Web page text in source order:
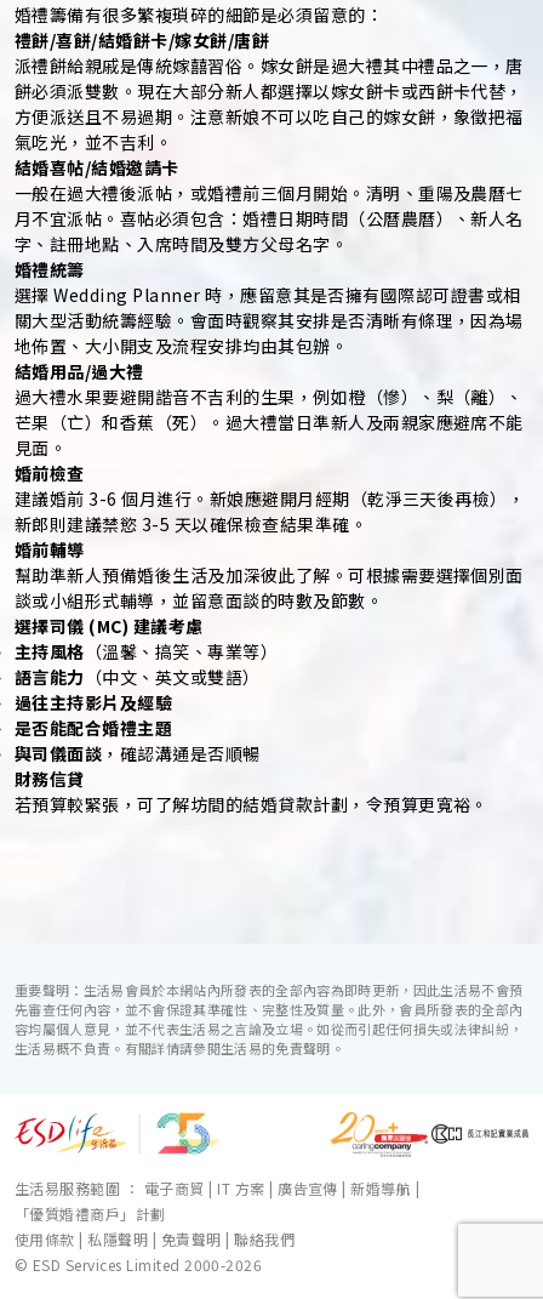
婚禮籌備有很多繁複瑣碎的細節是必須留意的：
禮餅/喜餅/結婚餅卡/嫁女餅/唐餅
派禮餅給親戚是傳統嫁囍習俗。嫁女餅是過大禮其中禮品之一，唐
餅必須派雙數。現在大部分新人都選擇以嫁女餅卡或西餅卡代替，
方便派送且不易過期。注意新娘不可以吃自己的嫁女餅，象徵把福
氣吃光，並不吉利。
結婚喜帖/結婚邀請卡
一般在過大禮後派帖，或婚禮前三個月開始。清明、重陽及農曆七
月不宜派帖。喜帖必須包含：婚禮日期時間（公曆農曆）、新人名
字、註冊地點、入席時間及雙方父母名字。
婚禮統籌
選擇 Wedding Planner 時，應留意其是否擁有國際認可證書或相
關大型活動統籌經驗。會面時觀察其安排是否清晰有條理，因為場
地佈置、大小開支及流程安排均由其包辦。
結婚用品/過大禮
過大禮水果要避開諧音不吉利的生果，例如橙（慘）、梨（離）、
芒果（亡）和香蕉（死）。過大禮當日準新人及兩親家應避席不能
見面。
婚前檢查
建議婚前 3-6 個月進行。新娘應避開月經期（乾淨三天後再檢），
新郎則建議禁慾 3-5 天以確保檢查結果準確。
婚前輔導
幫助準新人預備婚後生活及加深彼此了解。可根據需要選擇個別面
談或小組形式輔導，並留意面談的時數及節數。
選擇司儀 (MC) 建議考慮
主持風格 （溫馨、搞笑、專業等）
語言能力 （中文、英文或雙語）
過往主持影片及經驗
是否能配合婚禮主題
與司儀面談 ，確認溝通是否順暢
財務信貸
若預算較緊張，可了解坊間的結婚貸款計劃，令預算更寬裕。
重要聲明：生活易會員於本網站內所發表的全部內容為即時更新，因此生活易不會預
先審查任何內容，並不會保證其準確性、完整性及質量。此外，會員所發表的全部內
容均屬個人意見，並不代表生活易之言論及立場。如從而引起任何損失或法律糾紛，
生活易概不負責。有關詳情請參閱生活易的免責聲明。
生活易服務範圍 ： 電子商貿 | IT 方案 | 廣告宣傳 |新婚導航 |
「優質婚禮商戶」計劃
使用條款 |私隱聲明 | 免責聲明 |聯絡我們
© ESD Services Limited 2000-2026